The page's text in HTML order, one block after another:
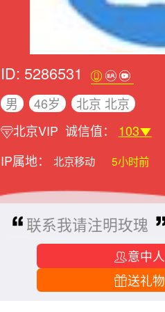
ID: 5286531
男 46岁
北京 北京
北京VIP 诚信值： 103
IP属地：
北京移动 5小时前
联系我请注明玫瑰
意中人
送礼物